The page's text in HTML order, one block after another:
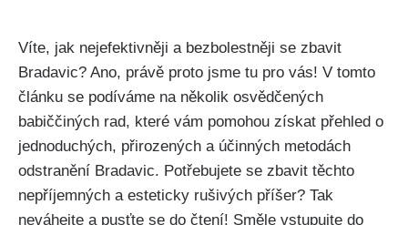
Víte,⁣ jak nejefektivněji a bezbolestněji se zbavit
Bradavic? ⁣Ano, právě‌ proto ​jsme⁤ tu pro vás! ‍V⁣ tomto
článku se⁣ podíváme na několik osvědčených
babiččiných rad, které vám pomohou‌ získat přehled o
jednoduchých, přirozených a účinných⁣ metodách ​
odstranění Bradavic. Potřebujete se zbavit těchto
nepříjemných a ⁤esteticky rušivých příšer? Tak
neváhejte a pusťte se do čtení! Směle vstupujte do